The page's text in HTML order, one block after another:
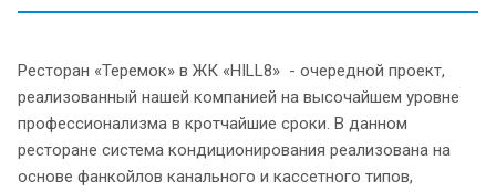
Ресторан «Теремок» в ЖК «HILL8» - очередной проект,
реализованный нашей компанией на высочайшем уровне
профессионализма в кротчайшие сроки. В данном
ресторане система кондиционирования реализована на
основе фанкойлов канального и кассетного типов,